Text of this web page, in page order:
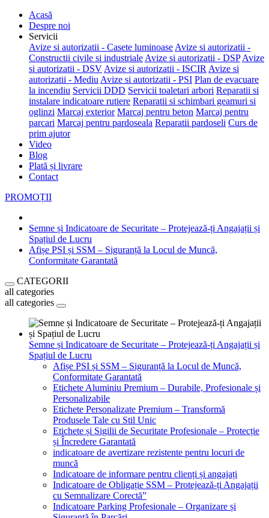
Acasă
Despre noi
Servicii
Avize si autorizatii - Casete luminoase Avize si autorizatii -
Constructii civile si industriale Avize si autorizatii - DSP Avize
si autorizatii - DSV Avize si autorizatii - ISCIR Avize si
autorizatii - Mediu Avize si autorizatii - PSI Plan de evacuare
la incendiu Servicii DDD Servicii toaletari arbori Reparatii si
instalare indicatoare rutiere Reparatii si schimbari geamuri si
oglinzi Marcaj exterior Marcaj pentru beton Marcaj pentru
parcari Marcaj pentru pardoseala Reparatii pardoseli Curs de
prim ajutor
Video
Blog
Plată și livrare
Contact
PROMOȚII
Semne și Indicatoare de Securitate – Protejează-ți Angajații și
Spațiul de Lucru
Afișe PSI și SSM – Siguranță la Locul de Muncă,
Conformitate Garantată
CATEGORII
all categories
all categories
Semne și Indicatoare de Securitate – Protejează-ți Angajații și
Spațiul de Lucru
Afișe PSI și SSM – Siguranță la Locul de Muncă,
Conformitate Garantată
Etichete Aluminiu Premium – Durabile, Profesionale și
Personalizabile
Etichete Personalizate Premium – Transformă
Produsele Tale cu Stil Unic
Etichete și Sigilii de Securitate Profesionale – Protecție
și Încredere Garantată
indicatoare de avertizare rezistente pentru locuri de
muncă
Indicatoare de informare pentru clienți și angajați
Indicatoare de Obligație SSM – Protejează-ți Angajații
cu Semnalizare Corectă”
Indicatoare Parking Profesionale – Organizare și